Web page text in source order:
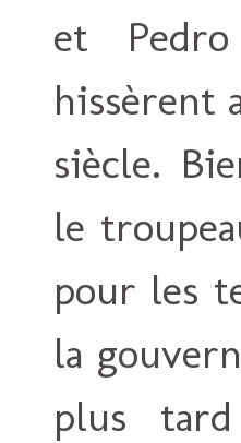
et
hissèrent
siècle.
le
pour les
la
plus